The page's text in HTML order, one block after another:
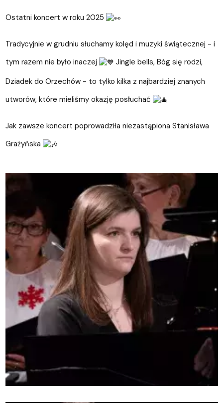
Ostatni koncert w roku 2025
Tradycyjnie w grudniu słuchamy kolęd i muzyki świątecznej - i
tym razem nie było inaczej
Jingle bells, Bóg się rodzi,
Dziadek do Orzechów - to tylko kilka z najbardziej znanych
utworów, które mieliśmy okazję posłuchać
Jak zawsze koncert poprowadziła niezastąpiona Stanisława
Grażyńska